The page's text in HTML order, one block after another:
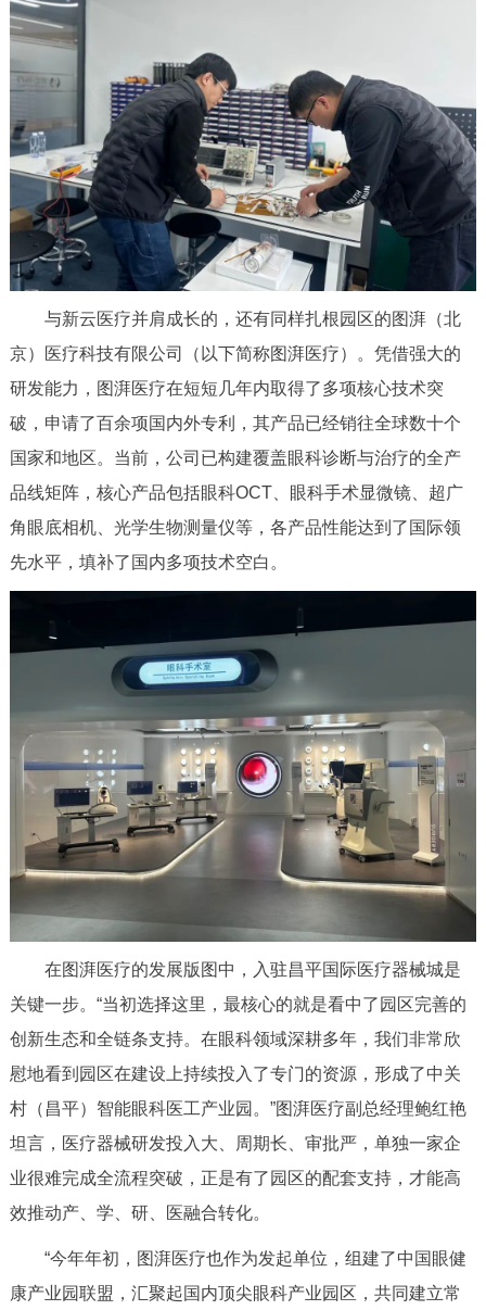
与新云医疗并肩成长的，还有同样扎根园区的图湃（北
京）医疗科技有限公司（以下简称图湃医疗）。凭借强大的
研发能力，图湃医疗在短短几年内取得了多项核心技术突
破，申请了百余项国内外专利，其产品已经销往全球数十个
国家和地区。当前，公司已构建覆盖眼科诊断与治疗的全产
品线矩阵，核心产品包括眼科OCT、眼科手术显微镜、超广
角眼底相机、光学生物测量仪等，各产品性能达到了国际领
先水平，填补了国内多项技术空白。
在图湃医疗的发展版图中，入驻昌平国际医疗器械城是
关键一步。“当初选择这里，最核心的就是看中了园区完善的
创新生态和全链条支持。在眼科领域深耕多年，我们非常欣
慰地看到园区在建设上持续投入了专门的资源，形成了中关
村（昌平）智能眼科医工产业园。”图湃医疗副总经理鲍红艳
坦言，医疗器械研发投入大、周期长、审批严，单独一家企
业很难完成全流程突破，正是有了园区的配套支持，才能高
效推动产、学、研、医融合转化。
“今年年初，图湃医疗也作为发起单位，组建了中国眼健
康产业园联盟，汇聚起国内顶尖眼科产业园区，共同建立常